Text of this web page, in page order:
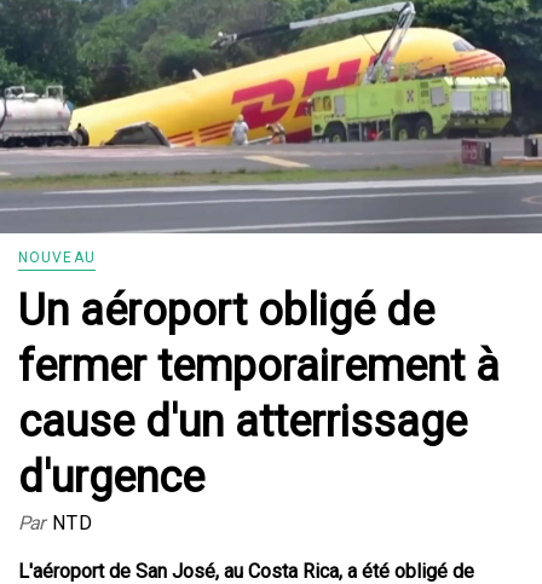
NOUVEAU
Un aéroport obligé de
fermer temporairement à
cause d'un atterrissage
d'urgence
Par NTD
L'aéroport de San José, au Costa Rica, a été obligé de